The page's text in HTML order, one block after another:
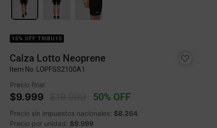
15% OFF TRIBU15
Calza Lotto Neoprene
Item No. LOPFSS2100A1
Precio final
$9.999 Price reduced from
50% OFF
Precio sin impuestos nacionales: $8.264
Precio por unidad: $9.999